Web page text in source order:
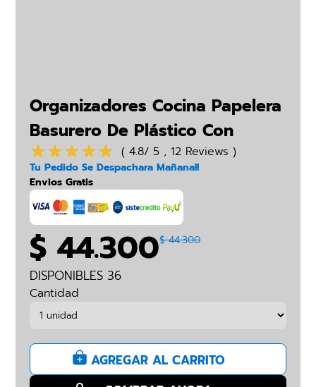
Organizadores Cocina Papelera
Basurero De Plástico Con
Botón
( 4.8/ 5 , 12 Reviews )
Tu Pedido Se Despachara Mañana!!
Envios Gratis
$ 44.300$ 44.300
DISPONIBLES 36
Cantidad